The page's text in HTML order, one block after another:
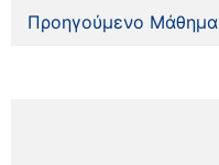
Προηγούμενο Μάθημα